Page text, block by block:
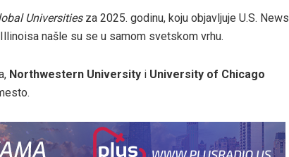
Universitiesza 2025. godinu, koju objavljuje U.S. News
našle su se u samom svetskom vrhu.
Northwestern University i University of Chicago